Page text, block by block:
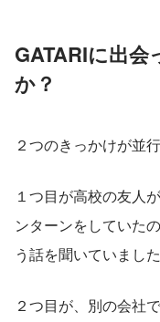
GATARIに出
か？
２つのきっかけが並
１つ目が高校の友人
ンターンをしていた
う話を聞いていました
２つ目が、別の会社